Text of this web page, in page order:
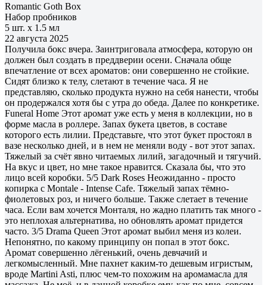
Romantic Goth Box
Набор пробников
5 шт. х 1.5 мл
22 августа 2025
Получила бокс вчера. Заинтриговала атмосфера, которую он
должен был создать в преддверии осени. Сначала обще
впечатление от всех ароматов: они совершенно не стойкие.
Сидят близко к телу, слетают в течение часа. Я не
представляю, сколько продукта нужно на себя нанести, чтобы
он продержался хотя бы с утра до обеда. Далее по конкретике.
Funeral Home Этот аромат уже есть у меня в коллекции, но в
форме масла в роллере. Запах букета цветов, в составе
которого есть лилии. Представьте, что этот букет простоял в
вазе несколько дней, и в нем не меняли воду - вот этот запах.
Тяжелый за счёт явно читаемых лилий, загадочный и тягучий.
На вкус и цвет, но мне такое нравится. Сказала бы, что это
лицо всей коробки. 5/5 Dark Roses Неожиданно - просто
копирка с Montale - Intense Cafe. Тяжелый запах тёмно-
фиолетовых роз, и ничего больше. Также слетает в течение
часа. Если вам хочется Монталя, но жадно платить так много -
это неплохая альтернатива, но обновлять аромат придется
часто. 3/5 Drama Queen Этот аромат выбил меня из колеи.
Непонятно, по какому принципу он попал в этот бокс.
Аромат совершенно лёгенький, очень девчачий и
легкомысленный. Мне пахнет каким-то дешевым игристым,
вроде Martini Asti, плюс чем-то похожим на аромамасла для